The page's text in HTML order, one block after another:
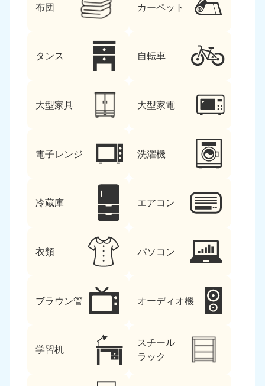
布団 カーペット
タンス 自転車
大型家具 大型家電
電子レンジ 洗濯機
冷蔵庫 エアコン
衣類 パソコン
ブラウン管 オーディオ機
学習机
スチール
ラック